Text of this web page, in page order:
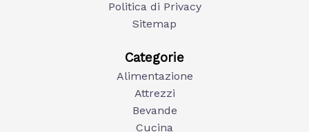
Politica di Privacy
Sitemap
Categorie
Alimentazione
Attrezzi
Bevande
Cucina